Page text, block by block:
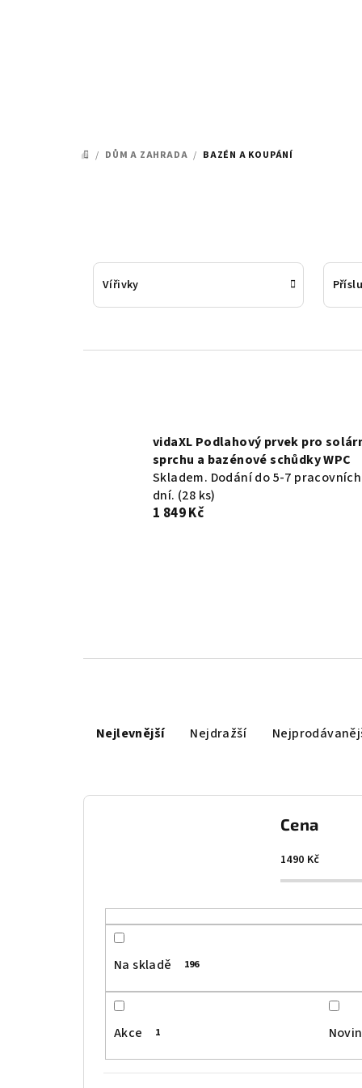
DOMŮ
/ DŮM A ZAHRADA / BAZÉN A KOUPÁNÍ
Vířivky
vidaXL Podlahový prvek pro
sprchu a bazénové schůdky WPC
Skladem. Dodání do 5-7 pracovních
dní. (28 ks)
1 849 Kč
a
e
Nejlevnější Nejdražší
Cena
1490 Kč
Na skladě 196
Akce 1